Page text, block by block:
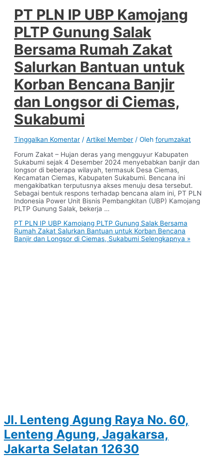
PT PLN IP UBP Kamojang
PLTP Gunung Salak
Bersama Rumah Zakat
Salurkan Bantuan untuk
Korban Bencana Banjir
dan Longsor di Ciemas,
Sukabumi
Tinggalkan Komentar /Artikel Member / Olehforumzakat
Forum Zakat – Hujan deras yang mengguyur Kabupaten
Sukabumi sejak 4 Desember 2024 menyebabkan banjir dan
longsor di beberapa wilayah, termasuk Desa Ciemas,
Kecamatan Ciemas, Kabupaten Sukabumi. Bencana ini
mengakibatkan terputusnya akses menuju desa tersebut.
Sebagai bentuk respons terhadap bencana alam ini, PT PLN
Indonesia Power Unit Bisnis Pembangkitan (UBP) Kamojang
PLTP Gunung Salak, bekerja …
PT PLN IP UBP Kamojang PLTP Gunung Salak Bersama
Rumah Zakat Salurkan Bantuan untuk Korban Bencana
Banjir dan Longsor di Ciemas, Sukabumi Selengkapnya »
Jl. Lenteng Agung Raya No. 60,
Lenteng Agung, Jagakarsa,
Jakarta Selatan 12630